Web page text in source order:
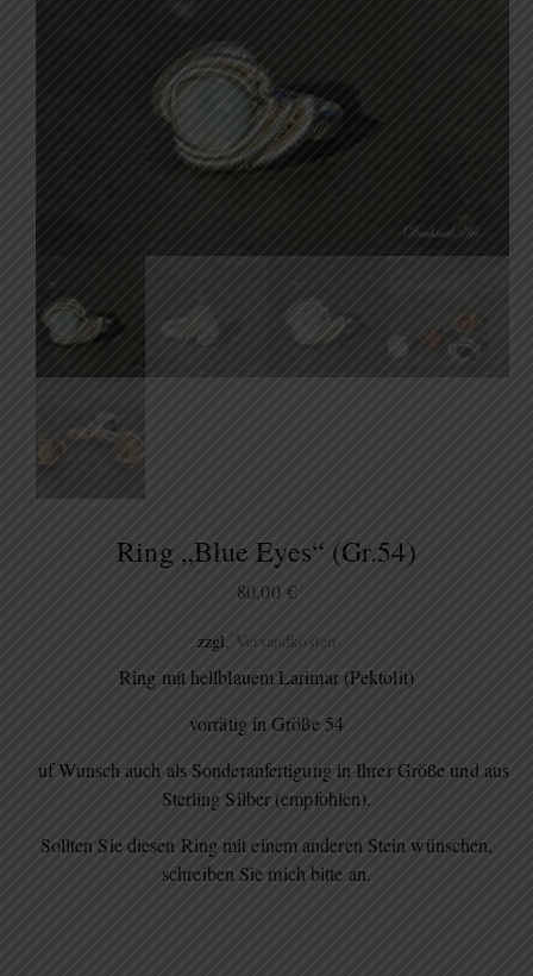
Ring „Blue Eyes“ (Gr.54)
80,00 €
zzgl. Versandkosten
Ring mit hellblauem Larimar (Pektolit)
vorrätig in Größe 54
Auf Wunsch auch als Sonderanfertigung in Ihrer Größe und aus
Sterling Silber (empfohlen).
Sollten Sie diesen Ring mit einem anderen Stein wünschen,
schreiben Sie mich bitte an.